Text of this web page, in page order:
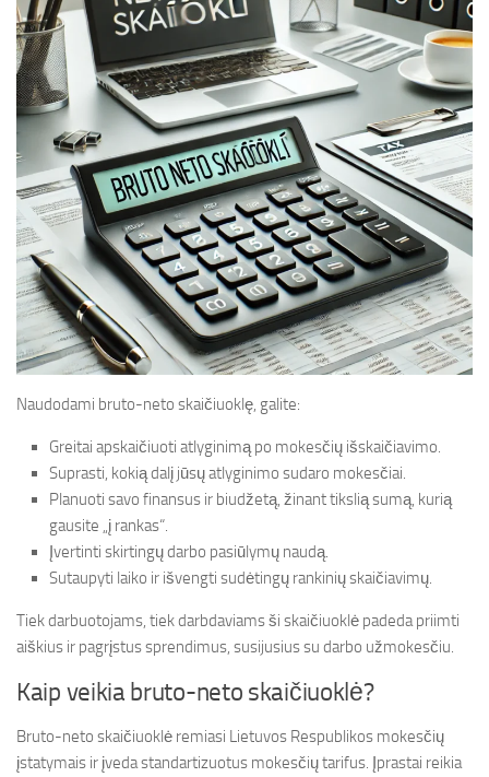
Naudodami bruto-neto skaičiuoklę, galite:
Greitai apskaičiuoti atlyginimą po mokesčių išskaičiavimo.
Suprasti, kokią dalį jūsų atlyginimo sudaro mokesčiai.
Planuoti savo finansus ir biudžetą, žinant tikslią sumą, kurią
gausite „į rankas“.
Įvertinti skirtingų darbo pasiūlymų naudą.
Sutaupyti laiko ir išvengti sudėtingų rankinių skaičiavimų.
Tiek darbuotojams, tiek darbdaviams ši skaičiuoklė padeda priimti
aiškius ir pagrįstus sprendimus, susijusius su darbo užmokesčiu.
Kaip veikia bruto-neto skaičiuoklė?
Bruto-neto skaičiuoklė remiasi Lietuvos Respublikos mokesčių
įstatymais ir įveda standartizuotus mokesčių tarifus. Įprastai reikia